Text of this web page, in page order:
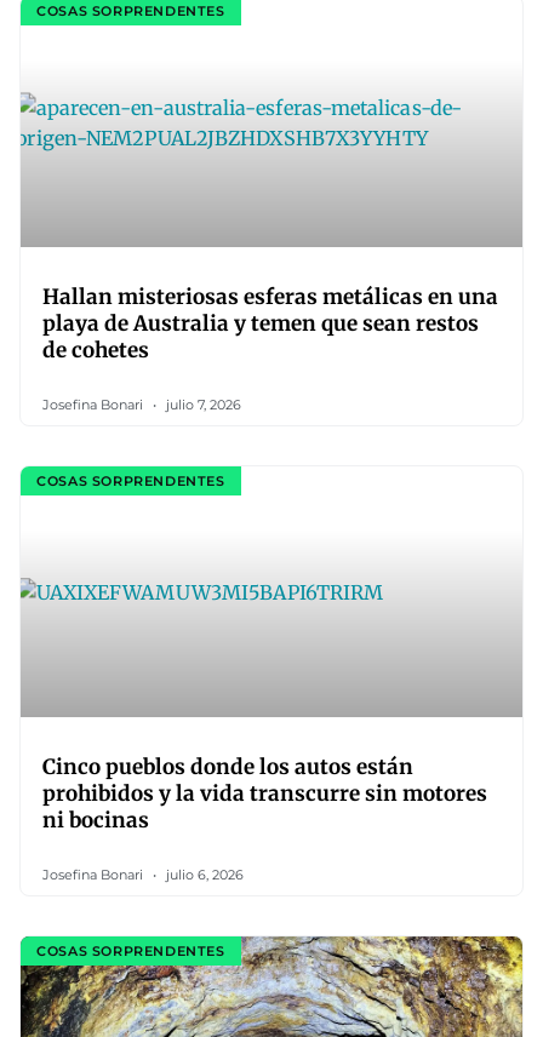
COSAS SORPRENDENTES
Hallan misteriosas esferas metálicas en una
playa de Australia y temen que sean restos
de cohetes
Josefina Bonari julio 7, 2026
COSAS SORPRENDENTES
Cinco pueblos donde los autos están
prohibidos y la vida transcurre sin motores
ni bocinas
Josefina Bonari julio 6, 2026
COSAS SORPRENDENTES